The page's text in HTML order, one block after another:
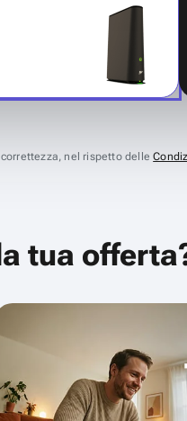
correttezza, nel rispetto delle
tua